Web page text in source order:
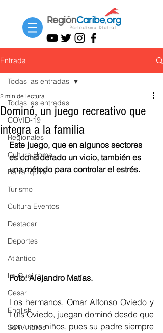
Entrada
Todas las entradas
COVID-19
Regionales
Cultura Home
Barranquilla
Turismo
Cultura Eventos
Destacar
Deportes
Atlántico
La Guajira
Cesar
English
San Andres
Todas las entradas
Dominó, un juego recreativo que
integra a la familia
2 min de lectura
Este juego, que en algunos sectores
es considerado un vicio, también es
una método para controlar el estrés.
Foto: Alejandro Matías.
Los hermanos, Omar Alfonso Oviedo y
Luis Oviedo, juegan dominó desde que
son unos niños, pues su padre siempre